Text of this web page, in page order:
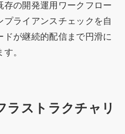
存の開発運用ワークフロー
ライアンスチェックを自
ドが継続的配信まで円滑に
。
ラストラクチャリ